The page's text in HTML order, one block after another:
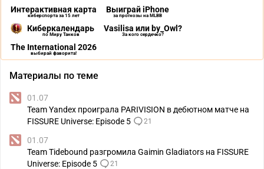
Интерактивная карта
киберспорта за 15 лет
Выиграй iPhone
за прогнозы на MLBB
Киберкалендарь
по Миру Танков
Vasilisa или by_Owl?
За кого сердечко?
The International 2026
выбирай фаворита!
Материалы по теме
01.07
Team Yandex проиграла PARIVISION в дебютном матче на
FISSURE Universe: Episode 5
21
01.07
Team Tidebound разгромила Gaimin Gladiators на FISSURE
Universe: Episode 5
21